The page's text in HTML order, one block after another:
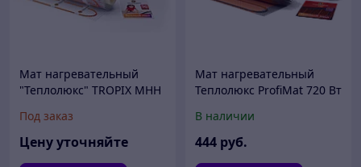
Мат нагревательный
"Теплолюкс" TROPIX МНН
Под заказ
Цену уточняйте
Мат нагревательный
Теплолюкс ProfiMat 720 Вт
Россия
В наличии
444 руб.